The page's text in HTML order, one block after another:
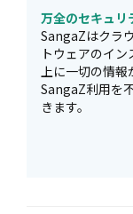
万全のセキュリ
SangaZはクラ
トウェアのイ
上に一切の情報
SangaZ利用を
きます。